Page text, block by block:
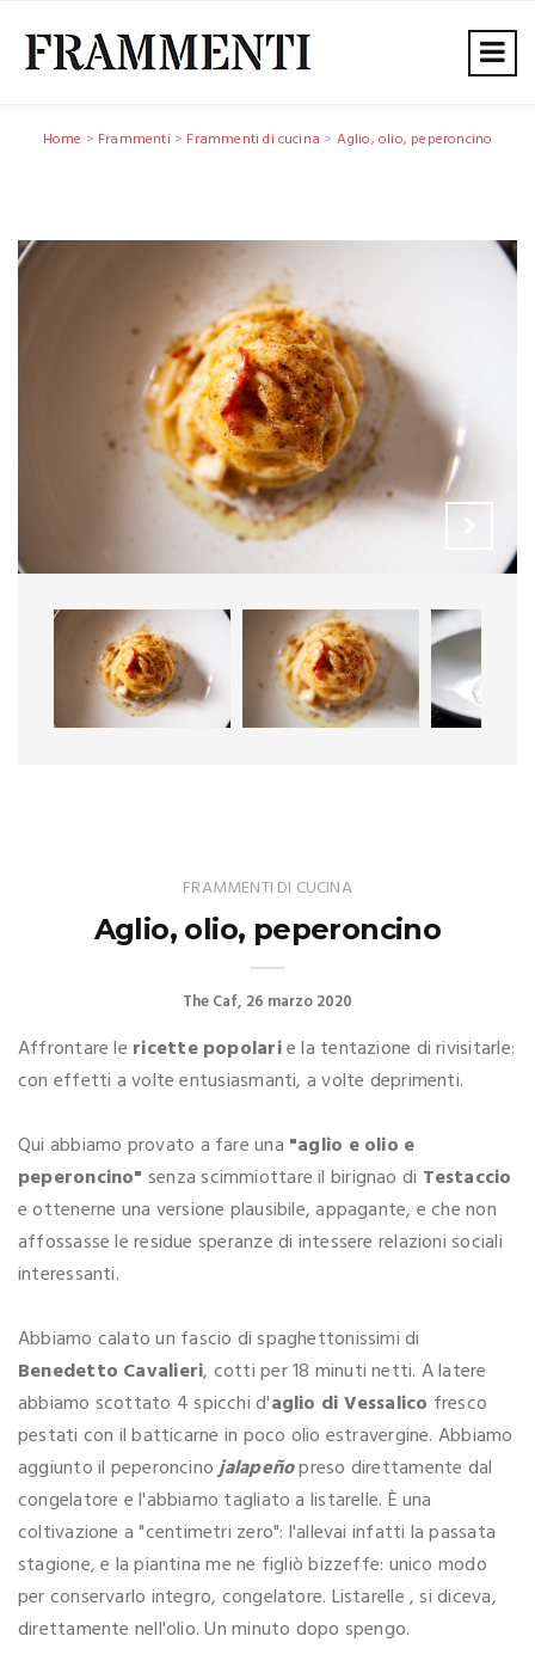
Home > Frammenti > Frammenti di cucina > Aglio, olio, peperoncino
FRAMMENTI DI CUCINA
Aglio, olio, peperoncino
The Caf 26 marzo 2020
Affrontare le ricette popolarie la tentazione di rivisitarle:
con effetti a volte entusiasmanti, a volte deprimenti.
Qui abbiamo provato a fare una "aglio e olio e
peperoncino" senza scimmiottare il birignao di Testaccio
e ottenerne una versione plausibile, appagante, e che non
affossasse le residue speranze di intessere relazioni sociali
interessanti.
Abbiamo calato un fascio di spaghettonissimi di
Benedetto Cavalieri, cotti per 18 minuti netti. A latere
abbiamo scottato 4 spicchi d'aglio di Vessalico fresco
pestati con il batticarne in poco olio estravergine. Abbiamo
aggiunto il peperoncinojalapeñopreso direttamente dal
congelatore e l'abbiamo tagliato a listarelle. È una
coltivazione a "centimetri zero": l'allevai infatti la passata
stagione, e la piantina me ne figliò bizzeffe: unico modo
per conservarlo integro, congelatore. Listarelle , si diceva,
direttamente nell'olio. Un minuto dopo spengo.